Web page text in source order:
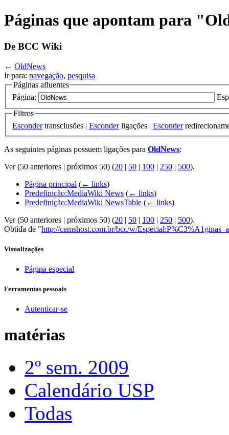
Páginas que apontam para
De BCC Wiki
← OldNews
Ir para: navegação, pesquisa
Páginas afluentes
Página:
Filtros
Escondertransclusões | Esconderligações | Esconder
As seguintes páginas possuem ligações para OldNews:
Ver (50 anteriores | próximos 50) (20 | 50 | 100 | 250 | 500).
Página principal (← links)
Predefinição:MediaWiki News (← links)
Predefinição:MediaWiki NewsTable (← links)
Ver (50 anteriores | próximos 50) (20 | 50 | 100 | 250 | 500).
Obtida de "http://cemshost.com.br/bcc/w/
Visualizações
Página especial
Ferramentas pessoais
Autenticar-se
matérias
2º sem. 2009
Calendário USP
Todas